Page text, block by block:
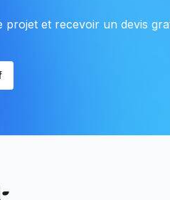
et recevoir un devis